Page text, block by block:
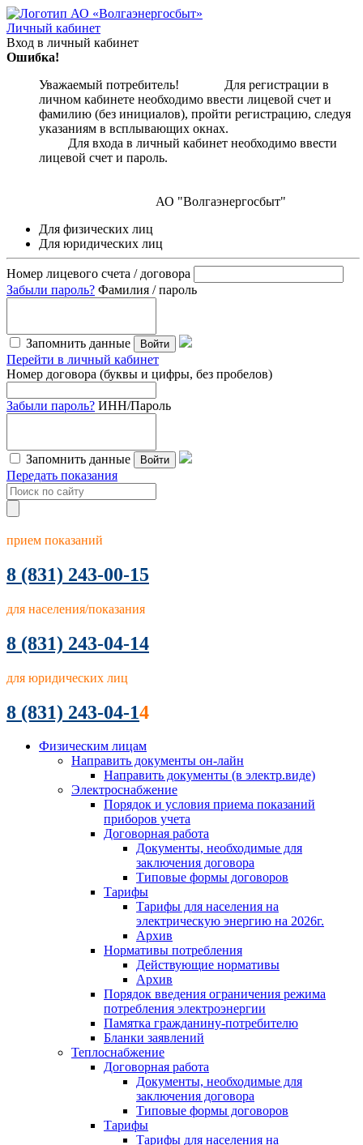
Личный кабинет
Вход в личный кабинет
Ошибка!
Уважаемый потребитель! Для регистрации в
личном кабинете необходимо ввести лицевой счет и
фамилию (без инициалов), пройти регистрацию, следуя
указаниям в всплывающих окнах.
Для входа в личный кабинет необходимо ввести
лицевой счет и пароль.
АО "Волгаэнергосбыт"
Для физических лиц
Для юридических лиц
Номер лицевого счета / договора
Забыли пароль? Фамилия / пароль
Запомнить данные Войти
Перейти в личный кабинет
Номер договора (буквы и цифры, без пробелов)
Забыли пароль? ИНН/Пароль
Запомнить данные Войти
Передать показания
прием показаний
8 (831) 243-00-15
для населения/показания
8 (831) 243-04-14
для юридических лиц
8 (831) 243-04-14
Физическим лицам
Направить документы он-лайн
Направить документы (в электр.виде)
Электроснабжение
Порядок и условия приема показаний
приборов учета
Договорная работа
Документы, необходимые для
заключения договора
Типовые формы договоров
Тарифы
Тарифы для населения на
электрическую энергию на 2026г.
Архив
Нормативы потребления
Действующие нормативы
Архив
Порядок введения ограничения режима
потребления электроэнергии
Памятка гражданину-потребителю
Бланки заявлений
Теплоснабжение
Договорная работа
Документы, необходимые для
заключения договора
Типовые формы договоров
Тарифы
Тарифы для населения на